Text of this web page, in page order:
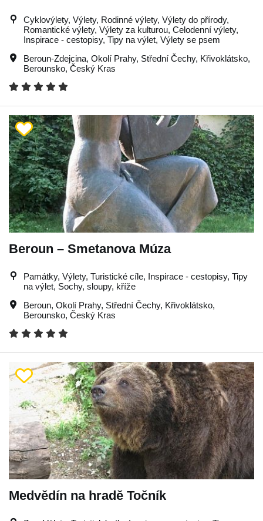
Cyklovýlety, Výlety, Rodinné výlety, Výlety do přírody,
Romantické výlety, Výlety za kulturou, Celodenní výlety,
Inspirace - cestopisy, Tipy na výlet, Výlety se psem
Beroun-Zdejcina, Okolí Prahy, Střední Čechy, Křivoklátsko,
Berounsko, Český Kras
Beroun – Smetanova Múza
Památky, Výlety, Turistické cíle, Inspirace - cestopisy, Tipy
na výlet, Sochy, sloupy, kříže
Beroun, Okolí Prahy, Střední Čechy, Křivoklátsko,
Berounsko, Český Kras
Medvědín na hradě Točník